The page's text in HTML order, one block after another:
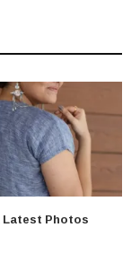
Latest Photos